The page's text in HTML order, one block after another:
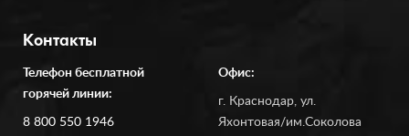
Контакты
Телефон бесплатной
горячей линии:
8 800 550 1946
Офис:
г. Краснодар, ул.
Яхонтовая/им.Соколова